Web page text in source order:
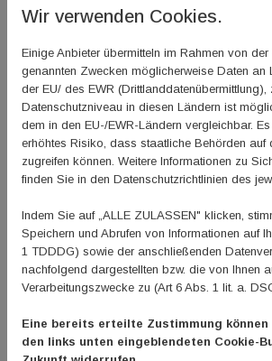
Hinweis 4: Keine Danksagung
Werbeaufdrucke
Hinweis 5: Nennung
Zwecke
Hinweis 6: Spendenbetrag
Hinweis 7:
Hinweis 8: Sachspenden
Wir verwenden Cookies.
Einige Anbieter übermitteln im Rahmen von
genannten Zwecken möglicherweise Daten an
der EU/ des EWR
Datenschutzniveau in diesen Ländern ist
dem in den EU-/EWR-Ländern vergleichbar.
erhöhtes Risiko, dass staatliche Behörden auf
zugreifen können. Weitere Informationen zu
finden Sie in den Datenschutzrichtlinien des
Indem Sie auf „ALLE ZULASSEN" klicken,
Speichern und Abrufen von Informationen auf
1 TDDDG) sowie der anschließenden
nachfolgend dargestellten bzw. die von Ihnen
Verarbeitungszwecke zu (Art 6 Abs. 1 lit. a.
Eine bereits erteilte Zustimmung
den links unten eingeblendeten Cookie-